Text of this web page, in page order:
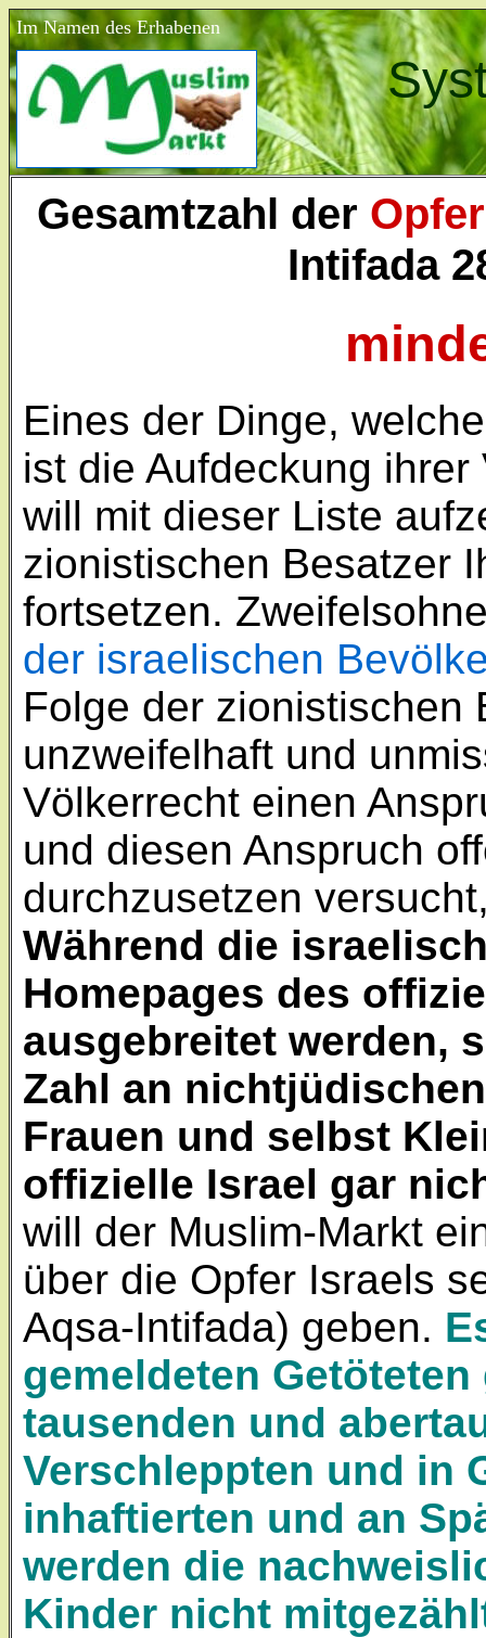
Im Namen des Erhabenen
Gesamtzahl der
Intifada
Eines der Dinge,
ist die Aufdeckung
will mit dieser Liste
zionistischen Besatzer
fortsetzen.
der israelischen
Folge der zionistischen
unzweifelhaft und
Völkerrecht einen
und diesen Anspruch
durchzusetzen
Während die
Homepages des
ausgebreitet werden,
Zahl an
Frauen und selbst
offizielle Israel gar
will der Muslim-Markt
über die Opfer Israels
Aqsa-Intifada) geben.
gemeldeten
tausenden und
Verschleppten und in
inhaftierten und an
werden die
Kinder nicht